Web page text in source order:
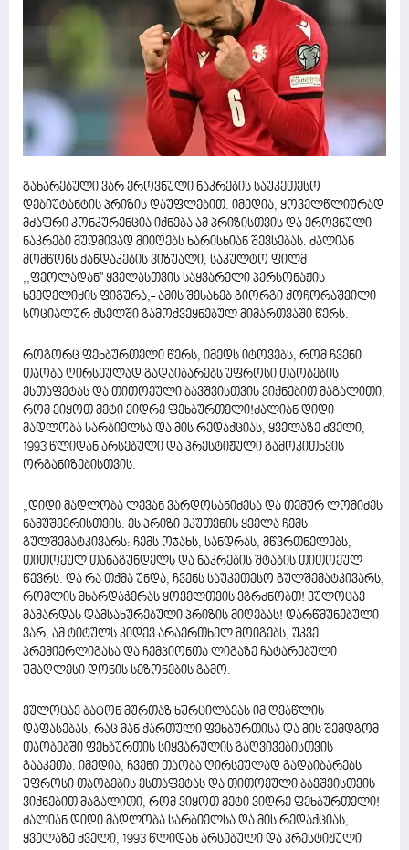
გახარებული ვარ ეროვნული ნაკრების საუკეთესო
დებიუტანტის პრიზის დაუფლებით. იმედია, ყოველწლიურად
მძაფრი კონკურენცია იქნება ამ პრიზისთვის და ეროვნული
ნაკრები მუდმივად მიიღებს ხარისხიან შევსებას. ძალიან
მომწონს ქანდაკების ვიზუალი, საკულტო ფილმ
,,ფეოლადან'' ყველასთვის საყვარელი პერსონაჟის
ხვედელიძის ფიგურა,- ამის შესახებ გიორგი ქოჩორაშვილი
სოციალურ ქსელში გამოქვეყნებულ მიმართვაში წერს.
როგორც ფეხბურთელი წერს, იმედს იტოვებს, რომ ჩვენი
თაობა ღირსეულად გადაიბარებს უფროსი თაობების
ესთაფეტას და თითოეული ბავშვისთვის ვიქნებით მაგალითი,
რომ ვიყოთ მეტი ვიდრე ფეხბურთელი!ძალიან დიდი
მადლობა სარბიელსა და მის რედაქციას, ყველაზე ძველი,
1993 წლიდან არსებული და პრესტიჟული გამოკითხვის
ორგანიზებისთვის.
„დიდი მადლობა ლევან ვარდოსანიძესა და თემურ ლომიძეს
ნამუშევრისთვის. ეს პრიზი ეკუთვნის ყველა ჩემს
გულშემატკივარს: ჩემს ოჯახს, სანდრას, მწვრთნელებს,
თითოეულ თანაგუნდელს და ნაკრების შტაბის თითოეულ
წევრს. და რა თქმა უნდა, ჩვენს საუკეთესო გულშემატკივარს,
რომლის მხარდაჭერას ყოველთვის ვგრძნობთ! ვულოცავ
მამარდას დამსახურებული პრიზის მიღებას! დარწმუნებული
ვარ, ამ ტიტულს კიდევ არაერთხელ მოიგებს, უკვე
პრემიერლიგასა და ჩემპიონთა ლიგაზე ჩატარებული
უმაღლესი დონის სეზონების გამო.
ვულოცავ ბატონ მურთაზ ხურცილავას იმ ღვაწლის
დაფასებას, რაც მან ქართული ფეხბურთისა და მის შემდგომ
თაობებში ფეხბურთის სიყვარულის გაღვივებისთვის
გააკეთა. იმედია, ჩვენი თაობა ღირსეულად გადაიბარებს
უფროსი თაობების ესთაფეტას და თითოეული ბავშვისთვის
ვიქნებით მაგალითი, რომ ვიყოთ მეტი ვიდრე ფეხბურთელი!
ძალიან დიდი მადლობა სარბიელსა და მის რედაქციას,
ყველაზე ძველი, 1993 წლიდან არსებული და პრესტიჟული